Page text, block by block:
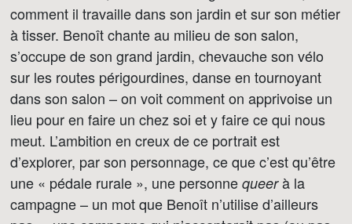
comment il travaille dans son jardin et sur son métier
à tisser. Benoît chante au milieu de son salon,
s’occupe de son grand jardin, chevauche son vélo
sur les routes périgourdines, danse en tournoyant
dans son salon – on voit comment on apprivoise un
lieu pour en faire un chez soi et y faire ce qui nous
meut. L’ambition en creux de ce portrait est
d’explorer, par son personnage, ce que c’est qu’être
une « pédale rurale », une personne queerà la
campagne – un mot que Benoît n’utilise d’ailleurs